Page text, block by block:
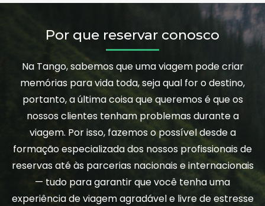
Por que reservar conosco
Na Tango, sabemos que uma viagem pode criar
memórias para vida toda, seja qual for o destino,
portanto, a última coisa que queremos é que os
nossos clientes tenham problemas durante a
viagem. Por isso, fazemos o possível desde a
formação especializada dos nossos profissionais de
reservas até às parcerias nacionais e internacionais
— tudo para garantir que você tenha uma
experiência de viagem agradável e livre de estresse